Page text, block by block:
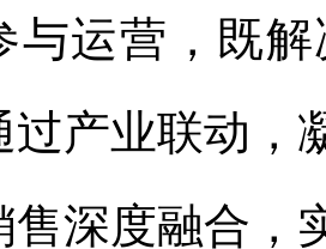
与运营，既
过产业联动，
售深度融合，